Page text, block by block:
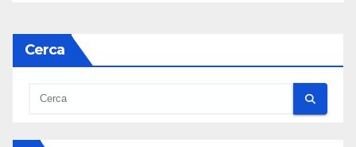
Cerca